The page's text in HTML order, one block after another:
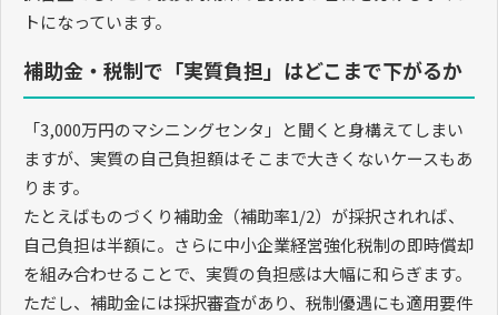
トになっています。
補助金・税制で「実質負担」はどこまで下がるか
「3,000万円のマシニングセンタ」と聞くと身構えてしまい
ますが、実質の自己負担額はそこまで大きくないケースもあ
ります。
たとえばものづくり補助金（補助率1/2）が採択されれば、
自己負担は半額に。さらに中小企業経営強化税制の即時償却
を組み合わせることで、実質の負担感は大幅に和らぎます。
ただし、補助金には採択審査があり、税制優遇にも適用要件